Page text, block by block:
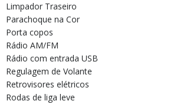
Limpador Traseiro
Parachoque na Cor
Porta copos
Rádio AM/FM
Rádio com entrada USB
Regulagem de Volante
Retrovisores elétricos
Rodas de liga leve